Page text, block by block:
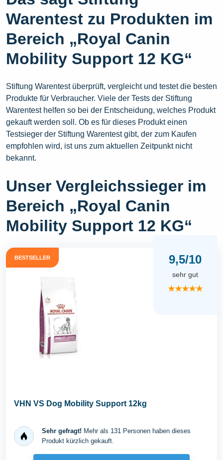
Warentest zu Produkten im
Bereich „Royal Canin
Mobility Support 12 KG“
Stiftung Warentest überprüft, vergleicht und testet die besten
Produkte für Verbraucher. Viele der Tests der Stiftung
Warentest helfen so bei der Entscheidung, welches Produkt
gekauft werden soll. Ob es für dieses Produkt einen
Testsieger der Stiftung Warentest gibt, der zum Kaufen
empfohlen wird, ist uns zum aktuellen Zeitpunkt nicht
bekannt.
Unser Vergleichssieger im
Bereich „Royal Canin
Mobility Support 12 KG“
BESTSELLER 9,5/10
sehr gut
★★★★★
VHN VS Dog Mobility Support 12kg
Sehr gefragt! Mehr als 131 Personen haben dieses
Produkt kürzlich gekauft.